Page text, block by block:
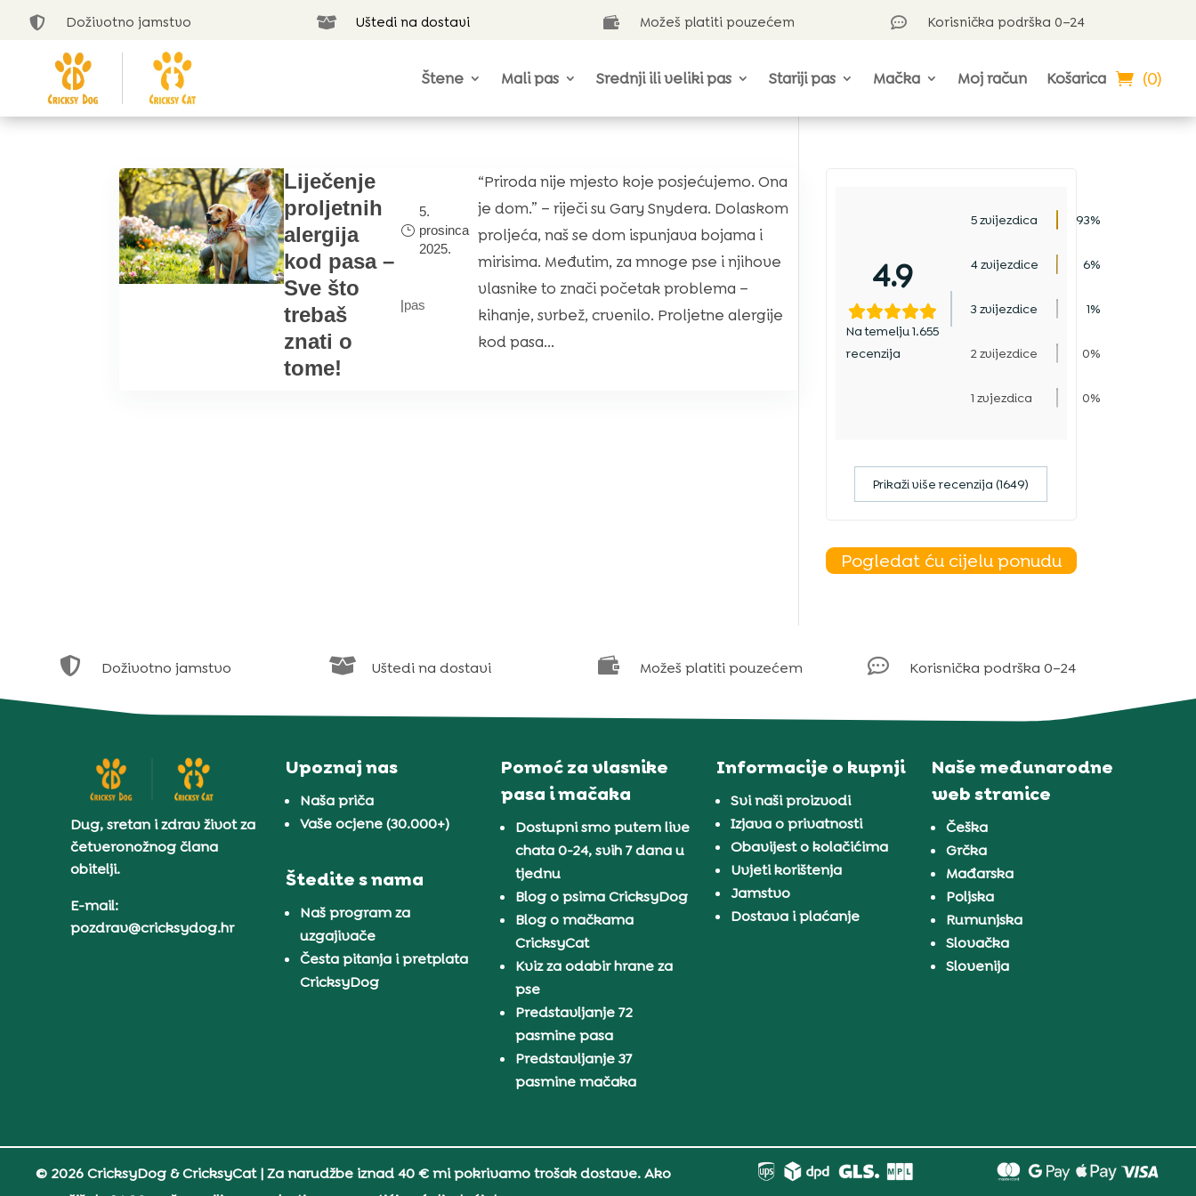
 Doživotno jamstvo  Uštedi na dostavi  Možeš platiti pouzećem  Korisnička podrška 0–24
Štene Mali pas Srednji ili veliki pas Stariji pas Mačka Moj račun Košarica (0)
Liječenje
proljetnih
alergija
kod pasa –
Sve što
trebaš
znati o
tome!
5.
prosinca
2025.
|pas
“Priroda nije mjesto koje posjećujemo. Ona
je dom.” – riječi su Gary Snydera. Dolaskom
proljeća, naš se dom ispunjava bojama i
mirisima. Međutim, za mnoge pse i njihove
vlasnike to znači početak problema –
kihanje, svrbež, crvenilo. Proljetne alergije
kod pasa...
4.9
Na temelju 1.655
recenzija
5 zvijezdica 93%
4 zvijezdice 6%
3 zvijezdice 1%
2 zvijezdice 0%
1 zvjezdica 0%
Prikaži više recenzija (1649)
Pogledat ću cijelu ponudu
 Doživotno jamstvo  Uštedi na dostavi  Možeš platiti pouzećem  Korisnička podrška 0–24
Dug, sretan i zdrav život za
četveronožnog člana
obitelji.
E-mail:
pozdrav@cricksydog.hr
Upoznaj nas
Naša priča
Vaše ocjene (30.000+)
Štedite s nama
Naš program za
uzgajivače
Česta pitanja i pretplata
CricksyDog
Pomoć za vlasnike
pasa i mačaka
Dostupni smo putem live
chata 0-24, svih 7 dana u
tjednu
Blog o psima CricksyDog
Blog o mačkama
CricksyCat
Kviz za odabir hrane za
pse
Predstavljanje 72
pasmine pasa
Predstavljanje 37
pasmine mačaka
Informacije o kupnji
Svi naši proizvodi
Izjava o privatnosti
Obavijest o kolačićima
Uvjeti korištenja
Jamstvo
Dostava i plaćanje
Naše međunarodne
web stranice
Češka
Grčka
Mađarska
Poljska
Rumunjska
Slovačka
Slovenija
© 2026 CricksyDog & CricksyCat| Za narudžbe iznad 40 € mi pokrivamo trošak dostave. Ako